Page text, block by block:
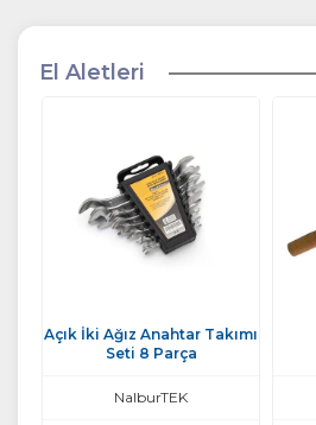
El Aletleri
Açık İki Ağız Anahtar Takımı
Seti 8 Parça
NalburTEK